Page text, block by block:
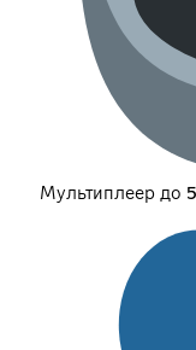
Мультиплеер до